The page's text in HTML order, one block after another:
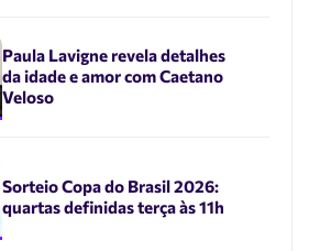
Paula Lavigne revela detalhes
da idade e amor com Caetano
Veloso
Sorteio Copa do Brasil 2026:
quartas definidas terça às 11h